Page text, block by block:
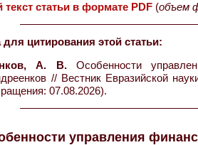
статьи в формате PDF (объем
цитирования этой статьи:
А. В.Особенности
// Вестник Евразийской
07.08.2026).
управления